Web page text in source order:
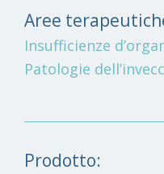
Aree
Insufficienze
Patologie
Prodotto: